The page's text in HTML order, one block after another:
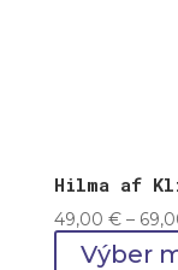
Hilma af
49,00 € –
Výber